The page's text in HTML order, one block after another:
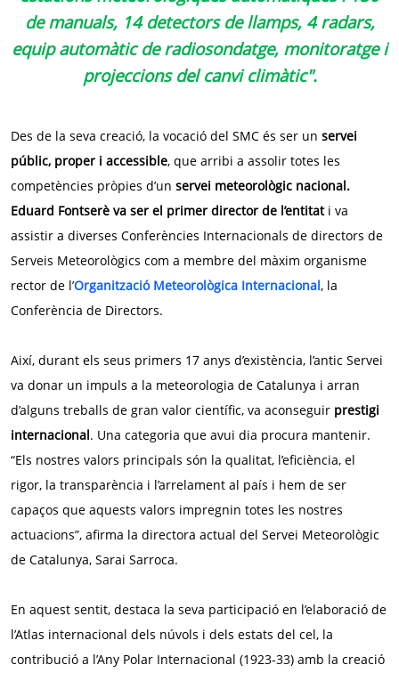
de manuals, 14 detectors de llamps, 4 radars,
equip automàtic de radiosondatge, monitoratge i
projeccions del canvi climàtic".
Des de la seva creació, la vocació del SMC és ser un servei
públic, proper i accessible, que arribi a assolir totes les
competències pròpies d’un servei meteorològic nacional.
Eduard Fontserè va ser el primer director de l’entitat i va
assistir a diverses Conferències Internacionals de directors de
Serveis Meteorològics com a membre del màxim organisme
rector de l’Organització Meteorològica Internacional, la
Conferència de Directors.
Així, durant els seus primers 17 anys d’existència, l’antic Servei
va donar un impuls a la meteorologia de Catalunya i arran
d’alguns treballs de gran valor científic, va aconseguir prestigi
internacional. Una categoria que avui dia procura mantenir.
“Els nostres valors principals són la qualitat, l’eficiència, el
rigor, la transparència i l’arrelament al país i hem de ser
capaços que aquests valors impregnin totes les nostres
actuacions”, afirma la directora actual del Servei Meteorològic
de Catalunya, Sarai Sarroca.
En aquest sentit, destaca la seva participació en l’elaboració de
l’Atlas internacional dels núvols i dels estats del cel, la
contribució a l’Any Polar Internacional (1923-33) amb la creació